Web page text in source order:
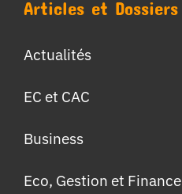
Articles et Dossiers
Actualités
EC et CAC
Business
Eco, Gestion et Finance